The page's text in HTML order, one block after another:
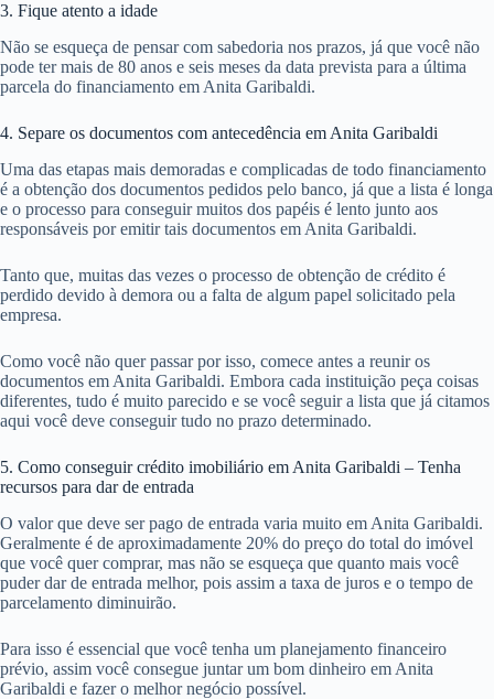
3. Fique atento a idade
Não se esqueça de pensar com sabedoria nos prazos, já que você não
pode ter mais de 80 anos e seis meses da data prevista para a última
parcela do financiamento em Anita Garibaldi.
4. Separe os documentos com antecedência em Anita Garibaldi
Uma das etapas mais demoradas e complicadas de todo financiamento
é a obtenção dos documentos pedidos pelo banco, já que a lista é longa
e o processo para conseguir muitos dos papéis é lento junto aos
responsáveis por emitir tais documentos em Anita Garibaldi.
Tanto que, muitas das vezes o processo de obtenção de crédito é
perdido devido à demora ou a falta de algum papel solicitado pela
empresa.
Como você não quer passar por isso, comece antes a reunir os
documentos em Anita Garibaldi. Embora cada instituição peça coisas
diferentes, tudo é muito parecido e se você seguir a lista que já citamos
aqui você deve conseguir tudo no prazo determinado.
5. Como conseguir crédito imobiliário em Anita Garibaldi – Tenha
recursos para dar de entrada
O valor que deve ser pago de entrada varia muito em Anita Garibaldi.
Geralmente é de aproximadamente 20% do preço do total do imóvel
que você quer comprar, mas não se esqueça que quanto mais você
puder dar de entrada melhor, pois assim a taxa de juros e o tempo de
parcelamento diminuirão.
Para isso é essencial que você tenha um planejamento financeiro
prévio, assim você consegue juntar um bom dinheiro em Anita
Garibaldi e fazer o melhor negócio possível.